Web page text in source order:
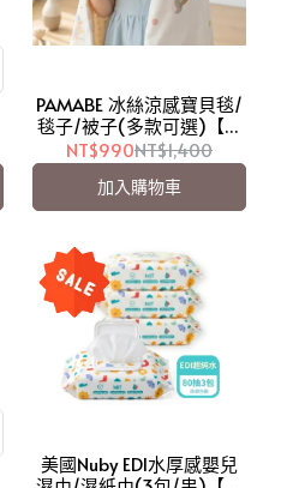
PAMABE 冰絲涼感寶貝毯/
毯子/被子(多款可選)【愛
吾兒】
NT$990NT$1,400
加入購物車
美國Nuby EDI水厚感嬰兒